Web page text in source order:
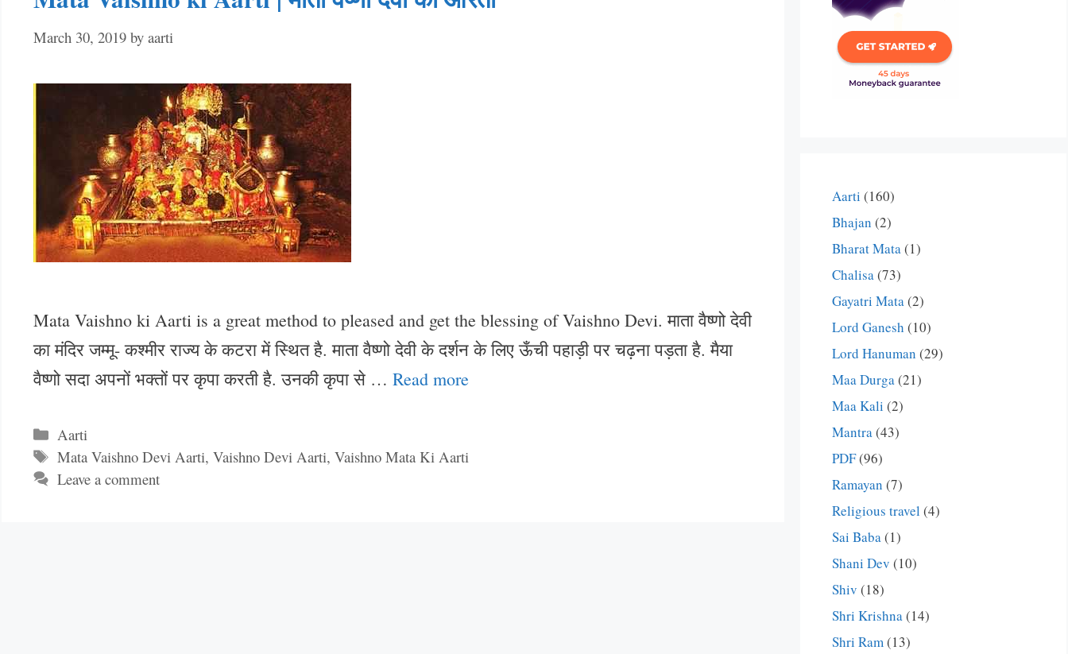
March 30, 2019 by aarti
Mata Vaishno ki Aarti is a great method to pleased and get the blessing of Vaishno Devi. माता वैष्णो देवी
का मंदिर जम्मू- कश्मीर राज्य के कटरा में स्थित है. माता वैष्णो देवी के दर्शन के लिए ऊँची पहाड़ी पर चढ़ना पड़ता है. मैया
वैष्णो सदा अपनों भक्तों पर कृपा करती है. उनकी कृपा से … Read more
Categories
Aarti
Tags
Mata Vaishno Devi Aarti, Vaishno Devi Aarti, Vaishno Mata Ki Aarti
Leave a comment
Aarti (160)
Bhajan (2)
Bharat Mata(1)
Chalisa(73)
Gayatri Mata(2)
Lord Ganesh (10)
Lord Hanuman (29)
Maa Durga(21)
Maa Kali (2)
Mantra(43)
PDF(96)
Ramayan (7)
Religious travel (4)
Sai Baba(1)
Shani Dev (10)
Shiv (18)
Shri Krishna(14)
Shri Ram(13)